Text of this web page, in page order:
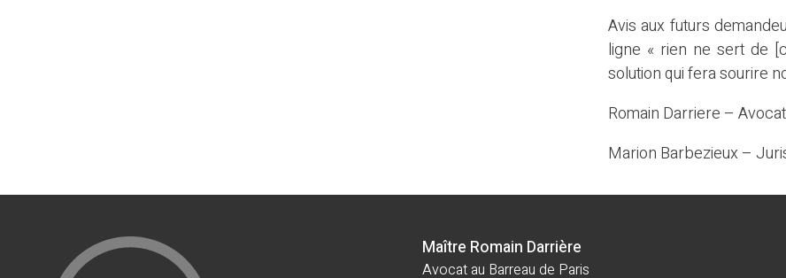
Avis aux futurs
ligne « rien ne sert de
solution qui fera sourire
Romain Darriere –
Marion Barbezieux –
Maître Romain Darrière
Avocat au Barreau de Paris